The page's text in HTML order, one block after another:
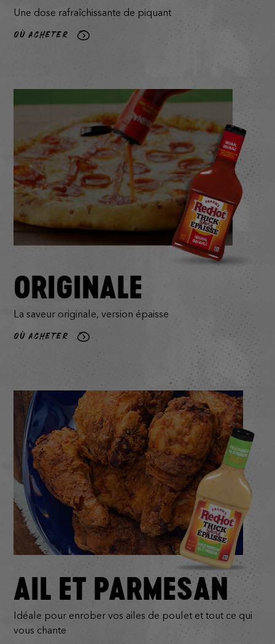
Une dose rafraîchissante de piquant
OÙ ACHETER
ORIGINALE
La saveur originale, version épaisse
OÙ ACHETER
AIL ET PARMESAN
Idéale pour enrober vos ailes de poulet et tout ce qui
vous chante